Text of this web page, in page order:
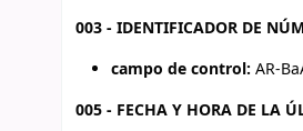
003 - IDENTIFICADOR DE
campo de control: AR-
005 - FECHA Y HORA DE LA